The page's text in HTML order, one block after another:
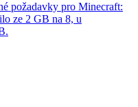
požadavky pro Minecraft:
ze 2 GB na 8, u